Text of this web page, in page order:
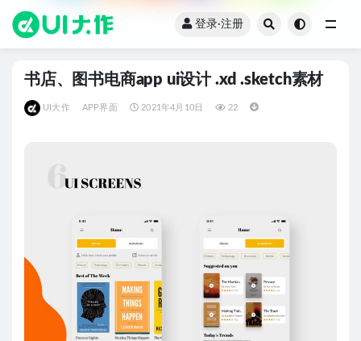
登录·注册
书店、图书电商app ui设计 .xd .sketch素材
UI大作 APP界面 2021年4月10日 22